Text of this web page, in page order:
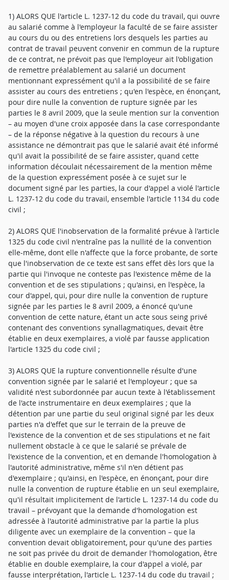
1) ALORS QUE l'article L. 1237-12 du code du travail, qui ouvre
au salarié comme à l'employeur la faculté de se faire assister
au cours du ou des entretiens lors desquels les parties au
contrat de travail peuvent convenir en commun de la rupture
de ce contrat, ne prévoit pas que l'employeur ait l'obligation
de remettre préalablement au salarié un document
mentionnant expressément qu'il a la possibilité de se faire
assister au cours des entretiens ; qu'en l'espèce, en énonçant,
pour dire nulle la convention de rupture signée par les
parties le 8 avril 2009, que la seule mention sur la convention
– au moyen d'une croix apposée dans la case correspondante
– de la réponse négative à la question du recours à une
assistance ne démontrait pas que le salarié avait été informé
qu'il avait la possibilité de se faire assister, quand cette
information découlait nécessairement de la mention même
de la question expressément posée à ce sujet sur le
document signé par les parties, la cour d'appel a violé l'article
L. 1237-12 du code du travail, ensemble l'article 1134 du code
civil ;
2) ALORS QUE l'inobservation de la formalité prévue à l'article
1325 du code civil n'entraîne pas la nullité de la convention
elle-même, dont elle n'affecte que la force probante, de sorte
que l'inobservation de ce texte est sans effet dès lors que la
partie qui l'invoque ne conteste pas l'existence même de la
convention et de ses stipulations ; qu'ainsi, en l'espèce, la
cour d'appel, qui, pour dire nulle la convention de rupture
signée par les parties le 8 avril 2009, a énoncé qu'une
convention de cette nature, étant un acte sous seing privé
contenant des conventions synallagmatiques, devait être
établie en deux exemplaires, a violé par fausse application
l'article 1325 du code civil ;
3) ALORS QUE la rupture conventionnelle résulte d'une
convention signée par le salarié et l'employeur ; que sa
validité n'est subordonnée par aucun texte à l'établissement
de l'acte instrumentaire en deux exemplaires ; que la
détention par une partie du seul original signé par les deux
parties n'a d'effet que sur le terrain de la preuve de
l'existence de la convention et de ses stipulations et ne fait
nullement obstacle à ce que le salarié se prévale de
l'existence de la convention, et en demande l'homologation à
l'autorité administrative, même s'il n'en détient pas
d'exemplaire ; qu'ainsi, en l'espèce, en énonçant, pour dire
nulle la convention de rupture établie en un seul exemplaire,
qu'il résultait implicitement de l'article L. 1237-14 du code du
travail – prévoyant que la demande d'homologation est
adressée à l'autorité administrative par la partie la plus
diligente avec un exemplaire de la convention – que la
convention devait obligatoirement, pour qu'une des parties
ne soit pas privée du droit de demander l'homologation, être
établie en double exemplaire, la cour d'appel a violé, par
fausse interprétation, l'article L. 1237-14 du code du travail ;